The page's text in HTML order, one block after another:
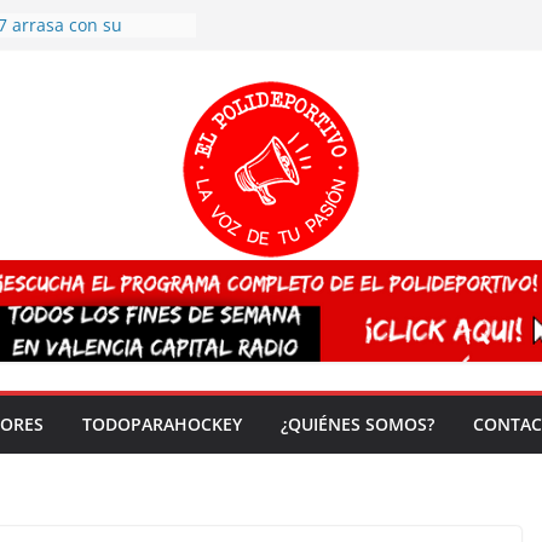
arrasa con su
España sub20
del mundo
vez!
TODOPARAHOCKEY ¿QUIÉNES SOMOS?